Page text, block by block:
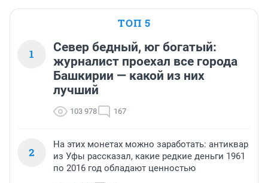
ТОП 5
1
Север бедный, юг богатый:
журналист проехал все города
Башкирии — какой из них
лучший
103 978 167
2
На этих монетах можно заработать: антиквар
из Уфы рассказал, какие редкие деньги 1961
по 2016 год обладают ценностью